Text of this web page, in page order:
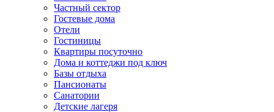
Частный сектор
Гостевые дома
Отели
Гостиницы
Квартиры посуточно
Дома и коттеджи под ключ
Базы отдыха
Пансионаты
Санатории
Детские лагеря